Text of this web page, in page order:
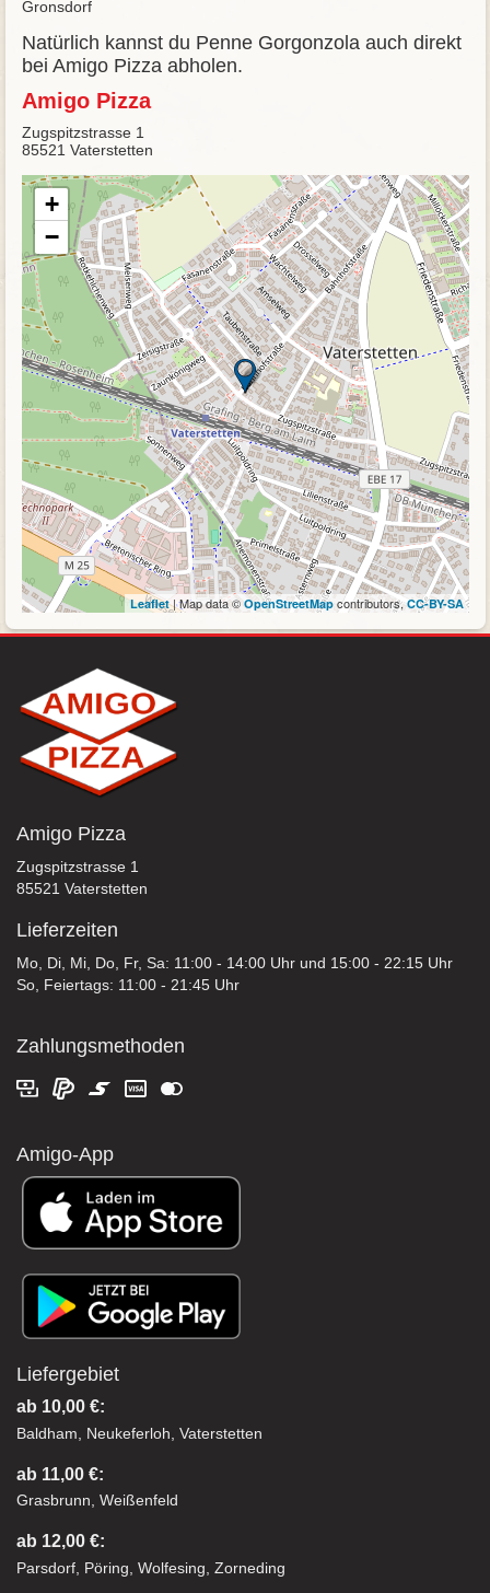
Gronsdorf
Natürlich kannst du Penne Gorgonzola auch direkt
bei Amigo Pizza abholen.
Amigo Pizza
Zugspitzstrasse 1
85521 Vaterstetten
+
−
Leaflet| Map data © OpenStreetMapcontributors,CC-BY-SA
Amigo Pizza
Zugspitzstrasse 1
85521 Vaterstetten
Lieferzeiten
Mo, Di, Mi, Do, Fr, Sa: 11:00 - 14:00 Uhr und 15:00 - 22:15 Uhr
So, Feiertags: 11:00 - 21:45 Uhr
Zahlungsmethoden
Amigo-App
Liefergebiet
ab 10,00 €:
Baldham, Neukeferloh, Vaterstetten
ab 11,00 €:
Grasbrunn, Weißenfeld
ab 12,00 €:
Parsdorf, Pöring, Wolfesing, Zorneding